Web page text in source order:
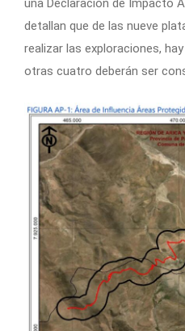
una Declaración de Impacto
detallan que de las nueve
realizar las exploraciones,
otras cuatro deberán ser